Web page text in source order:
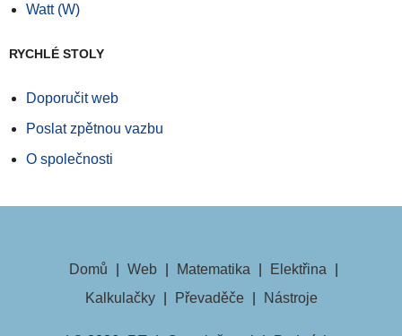
Watt (W)
RYCHLÉ STOLY
Doporučit web
Poslat zpětnou vazbu
O společnosti
Domů Web Matematika Elektřina
Kalkulačky
Převaděče Nástroje